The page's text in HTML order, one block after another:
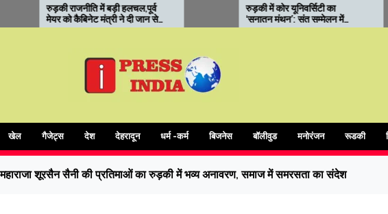
जान से
रुड़की में कोर यूनिवर्सिटी का
‘सनातन मंथन’: संत सम्मेलन में
आध्यात्मिक शिक्षा और संस्कारों पर
01.05.2026 को बुद्ध
पर्व के दृष्टिगत
खेल गैजेट्स देश देहरादून धर्म -कर्म बिजनेस बॉलीवुड मनोरंजन रूडकी
महाराजा शूरसैन सैनी की प्रतिमाओं का रुड़की में भव्य अनावरण, समाज में समरसता का संदेश